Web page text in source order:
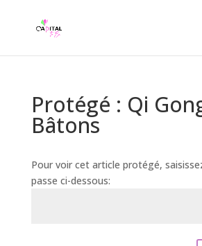
Protégé : Qi
Bâtons
Pour voir cet article protégé,
passe ci-dessous: